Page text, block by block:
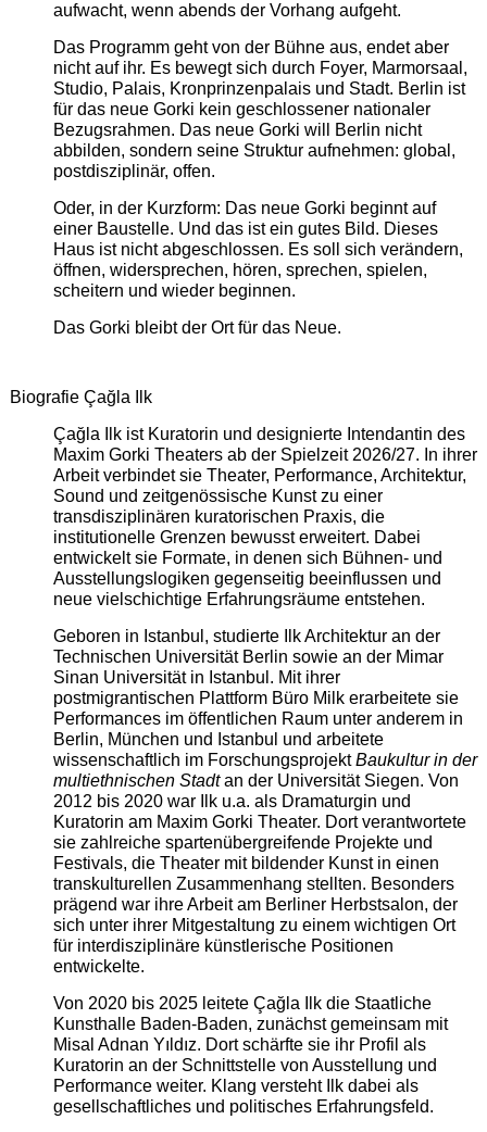
aufwacht, wenn abends der Vorhang aufgeht.
Das Programm geht von der Bühne aus, endet aber
nicht auf ihr. Es bewegt sich durch Foyer, Marmorsaal,
Studio, Palais, Kronprinzenpalais und Stadt. Berlin ist
für das neue Gorki kein geschlossener nationaler
Bezugsrahmen. Das neue Gorki will Berlin nicht
abbilden, sondern seine Struktur aufnehmen: global,
postdisziplinär, offen.
Oder, in der Kurzform: Das neue Gorki beginnt auf
einer Baustelle. Und das ist ein gutes Bild. Dieses
Haus ist nicht abgeschlossen. Es soll sich verändern,
öffnen, widersprechen, hören, sprechen, spielen,
scheitern und wieder beginnen.
Das Gorki bleibt der Ort für das Neue.
Biografie Çağla Ilk
Çağla Ilk ist Kuratorin und designierte Intendantin des
Maxim Gorki Theaters ab der Spielzeit 2026/27. In ihrer
Arbeit verbindet sie Theater, Performance, Architektur,
Sound und zeitgenössische Kunst zu einer
transdisziplinären kuratorischen Praxis, die
institutionelle Grenzen bewusst erweitert. Dabei
entwickelt sie Formate, in denen sich Bühnen- und
Ausstellungslogiken gegenseitig beeinflussen und
neue vielschichtige Erfahrungsräume entstehen.
Geboren in Istanbul, studierte Ilk Architektur an der
Technischen Universität Berlin sowie an der Mimar
Sinan Universität in Istanbul. Mit ihrer
postmigrantischen Plattform Büro Milk erarbeitete sie
Performances im öffentlichen Raum unter anderem in
Berlin, München und Istanbul und arbeitete
wissenschaftlich im ForschungsprojektBaukultur in der
multiethnischen Stadtan der Universität Siegen. Von
2012 bis 2020 war Ilk u.a. als Dramaturgin und
Kuratorin am Maxim Gorki Theater. Dort verantwortete
sie zahlreiche spartenübergreifende Projekte und
Festivals, die Theater mit bildender Kunst in einen
transkulturellen Zusammenhang stellten. Besonders
prägend war ihre Arbeit am Berliner Herbstsalon, der
sich unter ihrer Mitgestaltung zu einem wichtigen Ort
für interdisziplinäre künstlerische Positionen
entwickelte.
Von 2020 bis 2025 leitete Çağla Ilk die Staatliche
Kunsthalle Baden-Baden, zunächst gemeinsam mit
Misal Adnan Yıldız. Dort schärfte sie ihr Profil als
Kuratorin an der Schnittstelle von Ausstellung und
Performance weiter. Klang versteht Ilk dabei als
gesellschaftliches und politisches Erfahrungsfeld.